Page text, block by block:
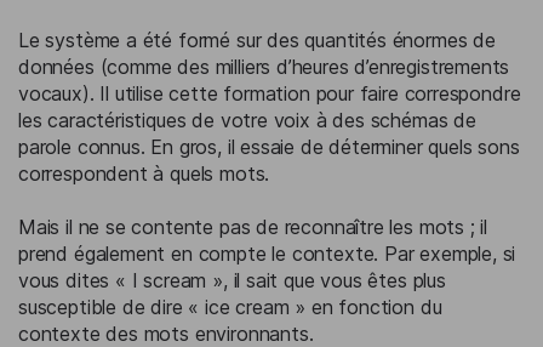
Le système a été formé sur des quantités énormes de
données (comme des milliers d’heures d’enregistrements
vocaux). Il utilise cette formation pour faire correspondre
les caractéristiques de votre voix à des schémas de
parole connus. En gros, il essaie de déterminer quels sons
correspondent à quels mots.
Mais il ne se contente pas de reconnaître les mots ; il
prend également en compte le contexte. Par exemple, si
vous dites « I scream », il sait que vous êtes plus
susceptible de dire « ice cream » en fonction du
contexte des mots environnants.